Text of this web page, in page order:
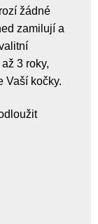
žádné
zamilují a
3 roky,
Vaší kočky.